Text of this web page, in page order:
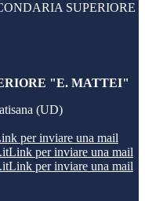
SUPERIORE
"E. MATTEI"
(UD)
per inviare una mail
Link per inviare una mail
Link per inviare una mail